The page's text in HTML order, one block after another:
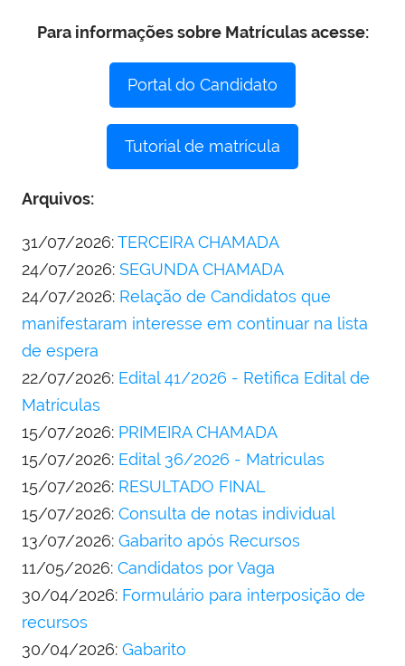
Para informações sobre Matrículas acesse:
Portal do Candidato
Tutorial de matrícula
Arquivos:
31/07/2026:TERCEIRA CHAMADA
24/07/2026: SEGUNDA CHAMADA
24/07/2026: Relação de Candidatos que
manifestaram interesse em continuar na lista
de espera
22/07/2026: Edital 41/2026 - Retifica Edital de
Matrículas
15/07/2026: PRIMEIRA CHAMADA
15/07/2026: Edital 36/2026 - Matriculas
15/07/2026: RESULTADO FINAL
15/07/2026: Consulta de notas individual
13/07/2026: Gabarito após Recursos
11/05/2026: Candidatos por Vaga
30/04/2026: Formulário para interposição de
recursos
30/04/2026: Gabarito